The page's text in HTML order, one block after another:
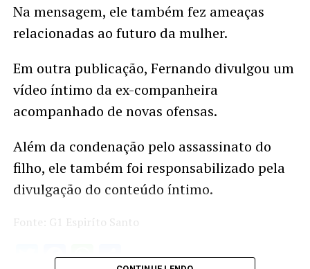
Na mensagem, ele também fez ameaças
relacionadas ao futuro da mulher.
Em outra publicação, Fernando divulgou um
vídeo íntimo da ex-companheira
acompanhado de novas ofensas.
Além da condenação pelo assassinato do
filho, ele também foi responsabilizado pela
divulgação do conteúdo íntimo.
Fonte: G1 Espiríto Santo
Twitter
Facebook
WhatsApp
Share